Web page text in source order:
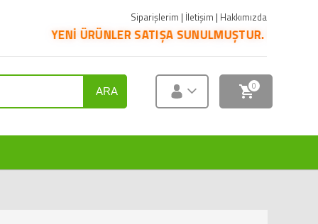
Siparişlerim | İletişim | Hakkımızda
ÜRÜNLER SATIŞA SUNULMUŞTUR. ÜRÜNLERİN
ARA 0